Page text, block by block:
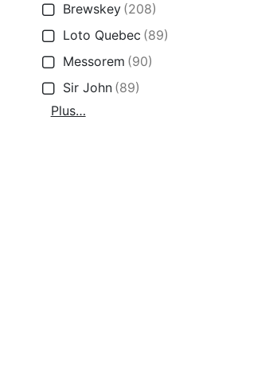
Brewskey (208)
Loto Quebec (89)
Messorem (90)
Sir John (89)
Plus…